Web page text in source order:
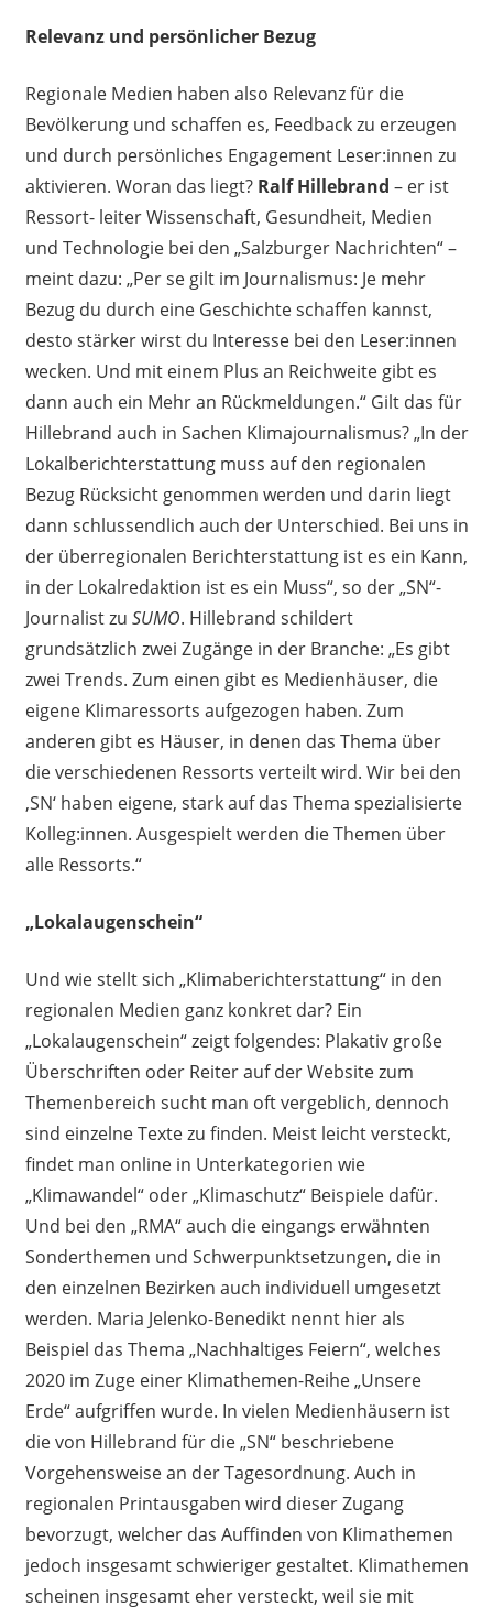
Relevanz und persönlicher Bezug
Regionale Medien haben also Relevanz für die
Bevölkerung und schaffen es, Feedback zu erzeugen
und durch persönliches Engagement Leser:innen zu
aktivieren. Woran das liegt? Ralf Hillebrand – er ist
Ressort- leiter Wissenschaft, Gesundheit, Medien
und Technologie bei den „Salzburger Nachrichten“ –
meint dazu: „Per se gilt im Journalismus: Je mehr
Bezug du durch eine Geschichte schaffen kannst,
desto stärker wirst du Interesse bei den Leser:innen
wecken. Und mit einem Plus an Reichweite gibt es
dann auch ein Mehr an Rückmeldungen.“ Gilt das für
Hillebrand auch in Sachen Klimajournalismus? „In der
Lokalberichterstattung muss auf den regionalen
Bezug Rücksicht genommen werden und darin liegt
dann schlussendlich auch der Unterschied. Bei uns in
der überregionalen Berichterstattung ist es ein Kann,
in der Lokalredaktion ist es ein Muss“, so der „SN“-
Journalist zu SUMO. Hillebrand schildert
grundsätzlich zwei Zugänge in der Branche: „Es gibt
zwei Trends. Zum einen gibt es Medienhäuser, die
eigene Klimaressorts aufgezogen haben. Zum
anderen gibt es Häuser, in denen das Thema über
die verschiedenen Ressorts verteilt wird. Wir bei den
‚SN‘ haben eigene, stark auf das Thema spezialisierte
Kolleg:innen. Ausgespielt werden die Themen über
alle Ressorts.“
„Lokalaugenschein“
Und wie stellt sich „Klimaberichterstattung“ in den
regionalen Medien ganz konkret dar? Ein
„Lokalaugenschein“ zeigt folgendes: Plakativ große
Überschriften oder Reiter auf der Website zum
Themenbereich sucht man oft vergeblich, dennoch
sind einzelne Texte zu finden. Meist leicht versteckt,
findet man online in Unterkategorien wie
„Klimawandel“ oder „Klimaschutz“ Beispiele dafür.
Und bei den „RMA“ auch die eingangs erwähnten
Sonderthemen und Schwerpunktsetzungen, die in
den einzelnen Bezirken auch individuell umgesetzt
werden. Maria Jelenko-Benedikt nennt hier als
Beispiel das Thema „Nachhaltiges Feiern“, welches
2020 im Zuge einer Klimathemen-Reihe „Unsere
Erde“ aufgriffen wurde. In vielen Medienhäusern ist
die von Hillebrand für die „SN“ beschriebene
Vorgehensweise an der Tagesordnung. Auch in
regionalen Printausgaben wird dieser Zugang
bevorzugt, welcher das Auffinden von Klimathemen
jedoch insgesamt schwieriger gestaltet. Klimathemen
scheinen insgesamt eher versteckt, weil sie mit